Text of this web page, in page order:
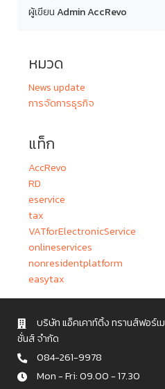
ผู้เขียนAdmin AccRevo
หมวด
News update
การจัดการธุรกิจ
แท็ก
AccRevo
RD
eservice
tax
VATforElectronicService
onlineservices
nonresidentplatform
easytax
บริษัท แอ็คเคาท์ติ้ง ทรานส์ฟอร์เม
ชั่นส์ จำกัด
084-261-9978
Mon - Fri: 09.00 - 17.30